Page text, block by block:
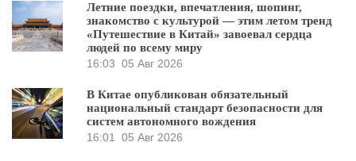
Летние поездки, впечатления, шопинг,
знакомство с культурой — этим летом тренд
«Путешествие в Китай» завоевал сердца
людей по всему миру
16:03 05 Авг 2026
В Китае опубликован обязательный
национальный стандарт безопасности для
систем автономного вождения
16:01 05 Авг 2026